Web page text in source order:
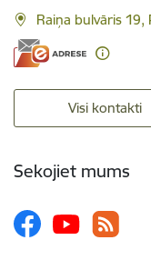
Raiņa bulvāris 19,
Visi kontakti
Sekojiet mums